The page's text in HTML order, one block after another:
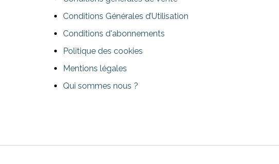
Conditions Générales d’Utilisation
Conditions d'abonnements
Politique des cookies
Mentions légales
Qui sommes nous ?